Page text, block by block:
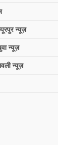
न्यूज़
न्यूज़
न्यूज़